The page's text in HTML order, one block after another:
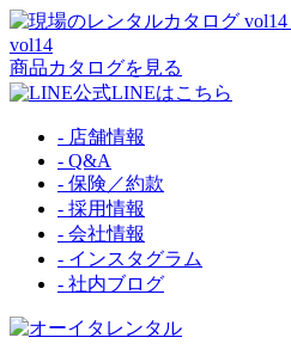
vol14
商品カタログを見る
公式LINEはこちら
- 店舗情報
- Q&A
- 保険／約款
- 採用情報
- 会社情報
- インスタグラム
- 社内ブログ